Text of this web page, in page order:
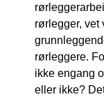
rørlegger, vet
rørleggere.
ikke engang
eller ikke?